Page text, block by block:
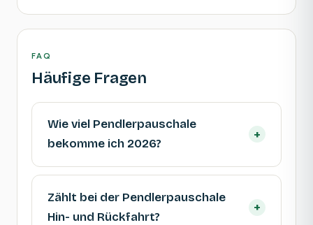
FAQ
Häufige Fragen
Wie viel Pendlerpauschale
bekomme ich 2026?
+
Zählt bei der Pendlerpauschale
Hin- und Rückfahrt?
+